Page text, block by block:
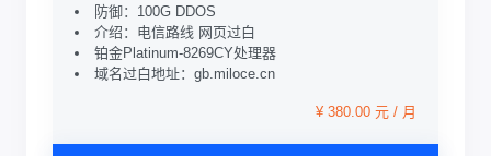
防御：100G DDOS
介绍：电信路线 网页过白
铂金Platinum-8269CY处理器
域名过白地址：gb.miloce.cn
¥ 380.00 元 / 月